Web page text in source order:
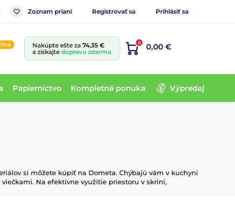
Zoznam prianí Registrovať sa Prihlásiť sa
Nakúpte ešte za 74,35 €
a získajte dopravu zdarma
0 0,00 €
Papiernictvo Kompletná ponuka Výpredaj
si môžete kúpiť na Dometa. Chýbajú vám v kuchyni
Na efektívne využitie priestoru v skrini,